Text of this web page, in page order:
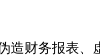
造财务报表、